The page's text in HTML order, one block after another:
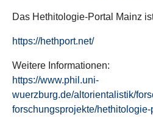
Das Hethitologie-Portal Mainz
https://hethport.net/
Weitere Informationen:
https://www.phil.uni-
wuerzburg.de/altorientalistik/
forschungsprojekte/